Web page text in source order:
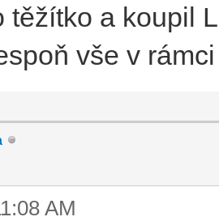
těžítko a koupil
vše v
AM